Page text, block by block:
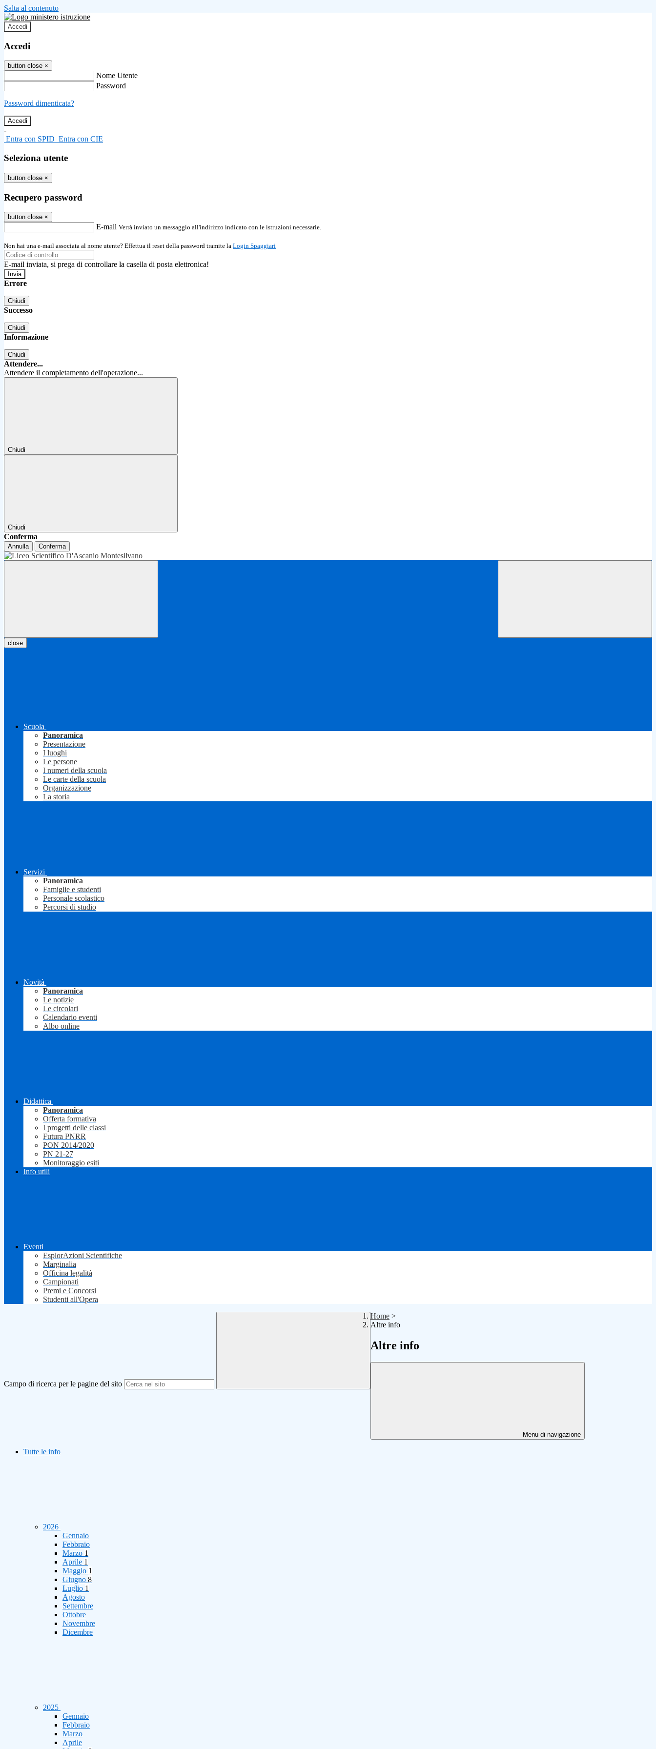
Salta al contenuto
Accedi
Accedi
button close ×
Nome Utente
Password
Password dimenticata?
-
Entra con SPID Entra con CIE
Seleziona utente
button close ×
Recupero password
button close ×
E-mail Verrà inviato un messaggio all'indirizzo indicato con le istruzioni necessarie.
Non hai una e-mail associata al nome utente? Effettua il reset della password tramite la Login Spaggiari
E-mail inviata, si prega di controllare la casella di posta elettronica!
Errore
Chiudi
Successo
Chiudi
Informazione
Chiudi
Attendere...
Attendere il completamento dell'operazione...
Chiudi
Chiudi
Conferma
Annulla Conferma
close
Scuola
Panoramica
Presentazione
I luoghi
Le persone
I numeri della scuola
Le carte della scuola
Organizzazione
La storia
Servizi
Panoramica
Famiglie e studenti
Personale scolastico
Percorsi di studio
Novità
Panoramica
Le notizie
Le circolari
Calendario eventi
Albo online
Didattica
Panoramica
Offerta formativa
I progetti delle classi
Futura PNRR
PON 2014/2020
PN 21-27
Monitoraggio esiti
Info utili
Eventi
EsplorAzioni Scientifiche
Marginalia
Officina legalità
Campionati
Premi e Concorsi
Studenti all'Opera
Campo di ricerca per le pagine del sito
Home >
Altre info
Altre info
Menu di navigazione
Tutte le info
2026
Gennaio
Febbraio
Marzo 1
Aprile 1
Maggio 1
Giugno 8
Luglio 1
Agosto
Settembre
Ottobre
Novembre
Dicembre
2025
Gennaio
Febbraio
Marzo
Aprile